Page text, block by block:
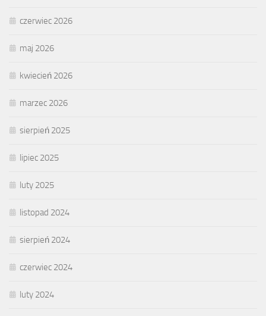
czerwiec 2026
maj 2026
kwiecień 2026
marzec 2026
sierpień 2025
lipiec 2025
luty 2025
listopad 2024
sierpień 2024
czerwiec 2024
luty 2024